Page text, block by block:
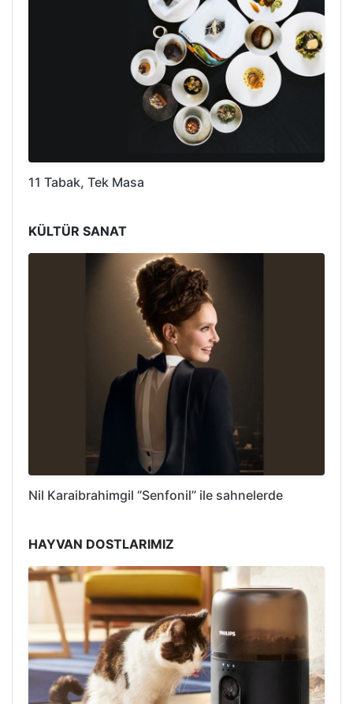
11 Tabak, Tek Masa
KÜLTÜR SANAT
Nil Karaibrahimgil “Senfonil” ile sahnelerde
HAYVAN DOSTLARIMIZ